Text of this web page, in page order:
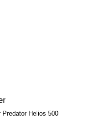
Predator Helios 500